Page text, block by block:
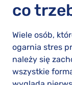
co
Wiele osób,
ogarnia stres
należy się
wszystkie